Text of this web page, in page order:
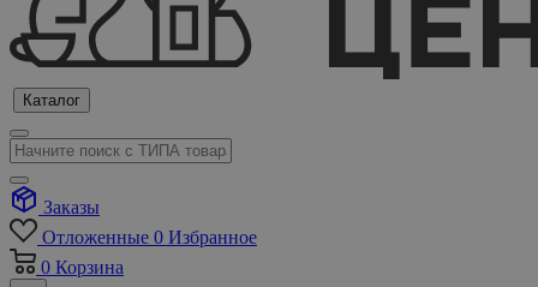
Каталог
Заказы
Отложенные 0 Избранное
0 Корзина